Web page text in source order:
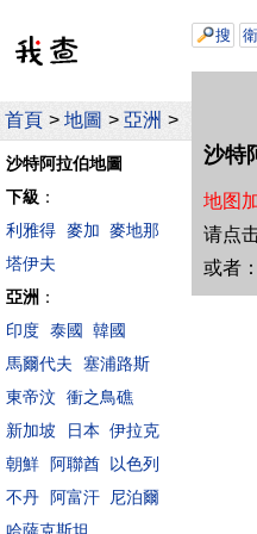
首頁 > 地圖 > 亞洲 >
沙特阿拉伯地圖
下級 ：
利雅得 麥加 麥地那
塔伊夫
亞洲 ：
印度 泰國
韓國
馬爾代夫
塞浦路斯
東帝汶
衝之鳥礁
新加坡
日本 伊拉克
朝鮮
阿聯酋 以色列
不丹
阿富汗 尼泊爾
搜
沙特
地图
请点
或者：